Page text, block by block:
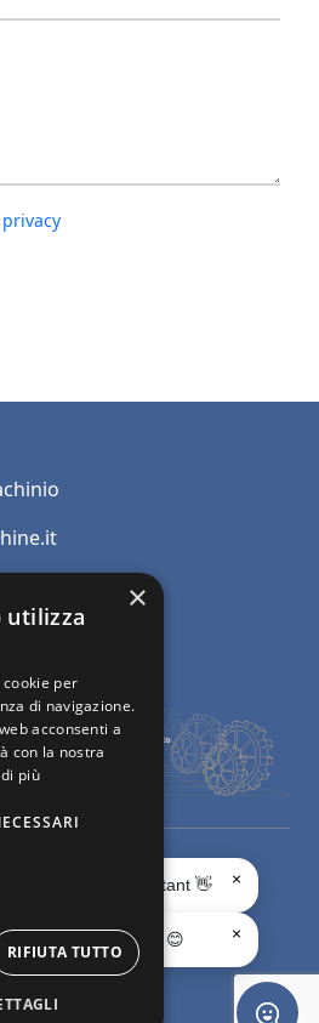
privacy
- Macchine usate per la
-
page
youtube page
Linkedin page
whats app page
sono il tuo AI Assistant 👋 ×
quello che vuoi 😊 ×
×
utilizza
per
di navigazione.
acconsenti a
con la nostra
più
RIFIUTA TUTTO